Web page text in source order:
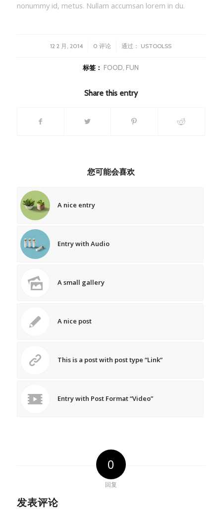
nonummy id, metus. Nullam accumsan lorem in du.
12 2 月, 2014
/ 0 评论 通过： USTOOLSS
标签： FOOD FUN
Share this entry
您可能会喜欢
A nice entry
Entry with Audio
A small gallery
A nice post
This is a post with post type “Link”
Entry with Post Format “Video”
0
回复
发表评论